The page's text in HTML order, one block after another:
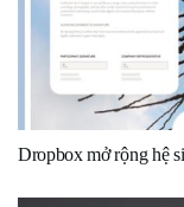
Dropbox mở rộng hệ